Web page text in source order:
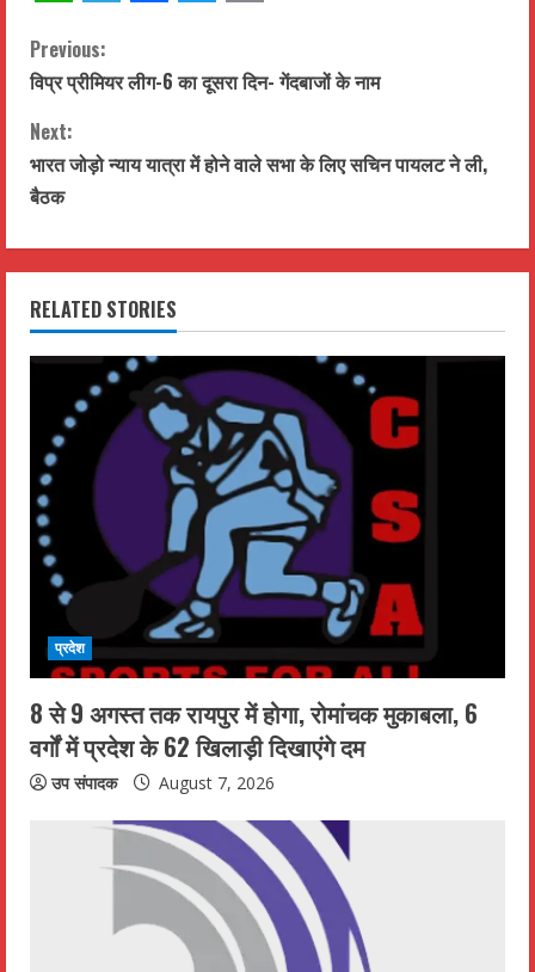
C
o
n
t
i
n
u
R
e
a
n
g
Previous:
विप्र प्रीमियर लीग-6 का दूसरा दिन- गेंदबाजों के नाम
Next:
भारत जोड़ो न्याय यात्रा में होने वाले सभा के लिए सचिन पायलट ने ली,
बैठक
RELATED STORIES
प्रदेश
8 से 9 अगस्त तक रायपुर में होगा, रोमांचक मुकाबला, 6
वर्गों में प्रदेश के 62 खिलाड़ी दिखाएंगे दम
उप संपादक August 7, 2026